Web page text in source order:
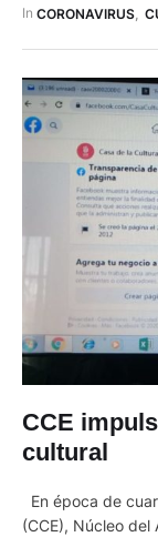
ecuatorianos
In CORONAVIRUS,
CCE
cultural
En época de
(CCE), Núcleo